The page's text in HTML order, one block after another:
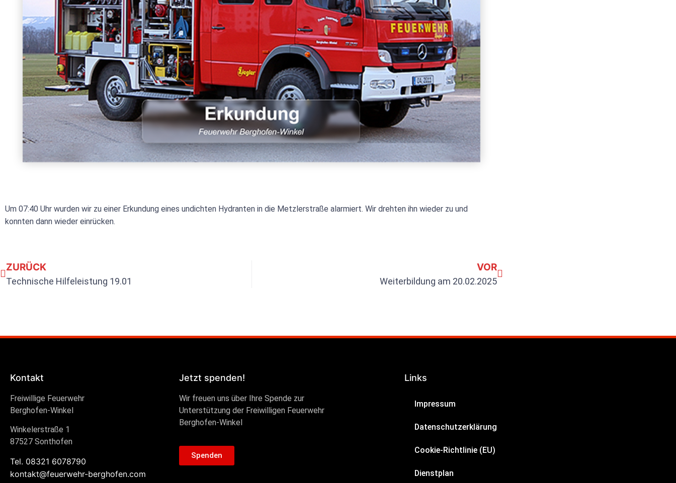
Um 07:40 Uhr wurden wir zu einer Erkundung eines undichten Hydranten in die Metzlerstraße alarmiert. Wir drehten ihn wieder zu und
konnten dann wieder einrücken.
ZURÜCK
Technische Hilfeleistung 19.01
VOR
Weiterbildung am 20.02.2025
Kontakt
Freiwillige Feuerwehr
Berghofen-Winkel
Winkelerstraße 1
87527 Sonthofen
Tel. 08321 6078790
kontakt@feuerwehr-berghofen.com
Jetzt spenden!
Wir freuen uns über Ihre Spende zur
Unterstützung der Freiwilligen Feuerwehr
Berghofen-Winkel
Spenden
Links
Impressum
Datenschutzerklärung
Cookie-Richtlinie (EU)
Dienstplan